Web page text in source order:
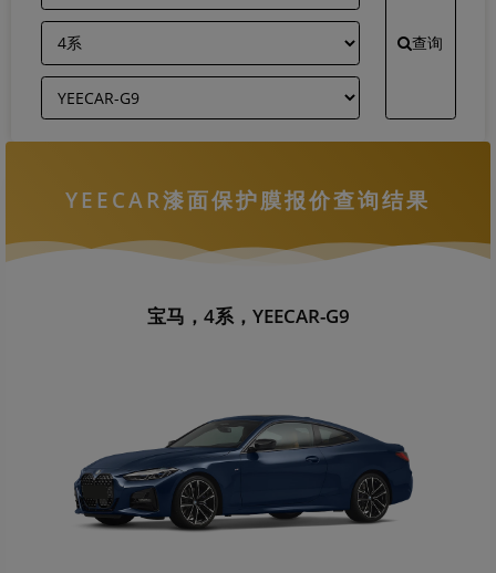
查询
YEECAR漆面保护膜报价查询结果
宝马，4系，YEECAR-G9